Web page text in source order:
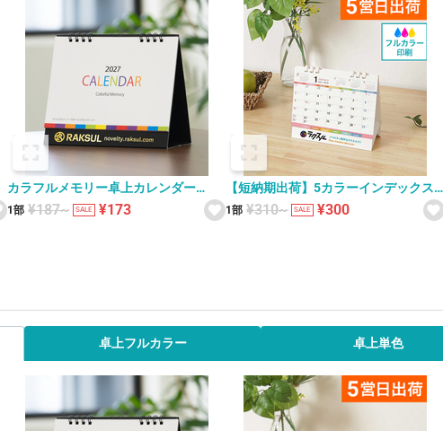
カラフルメモリー卓上カレンダー
V010057
1部 ¥187~ SALE ¥173
【短納期出荷】5カラーインデックス
KC-002 卓上カレンダー
1部 ¥310~ SALE ¥300
卓上フルカラー 卓上単色